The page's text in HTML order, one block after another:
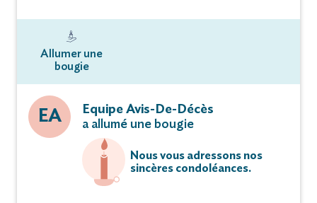
Allumer une
bougie
EA
Equipe Avis-De-Décès
a allumé une bougie
Nous vous adressons nos
sincères condoléances.